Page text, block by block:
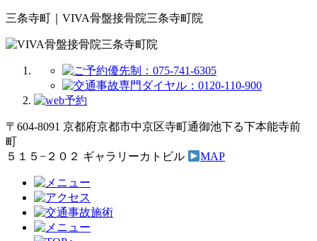
三条寺町｜VIVA骨盤接骨院三条寺町院
〒604-8091 京都府京都市中京区寺町通御池下る下本能寺前
町
５１５−２０２ ギャラリーカトビル
MAP